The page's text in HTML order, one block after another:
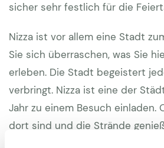
sicher sehr festlich für die
Nizza ist vor allem eine Stadt
Sie sich überraschen, was Sie
erleben. Die Stadt begeistert
verbringt. Nizza ist eine der
Jahr zu einem Besuch einladen.
dort sind und die Strände
einige Tage hier verbringen. Ein